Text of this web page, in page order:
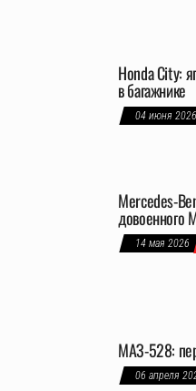
Honda City:
в багажнике
04 июня 2026
Mercedes-
довоенного
14 мая 2026
МАЗ-528:
06 апреля